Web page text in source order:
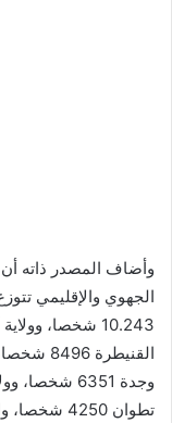
وأضاف المصدر ذاته
الجهوي والإقليمي